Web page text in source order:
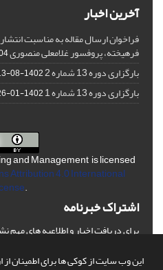
این وب سایت از کوکی ها برای اطمینان از
آخرین اخبار
فراخوان ارسال مقاله به مناسبت
فرهیخته، پروفسور غلامعلی منصوری02
بارگزاری دوره 13 شماره 2 1402-08-13
بارگزاری دوره 13 شماره 1 1402-01-26
and Management is licensed
Attribution 4.0 International
.
اشتراک خبرنامه
برای دریافت اخبار و اطلاعیه های